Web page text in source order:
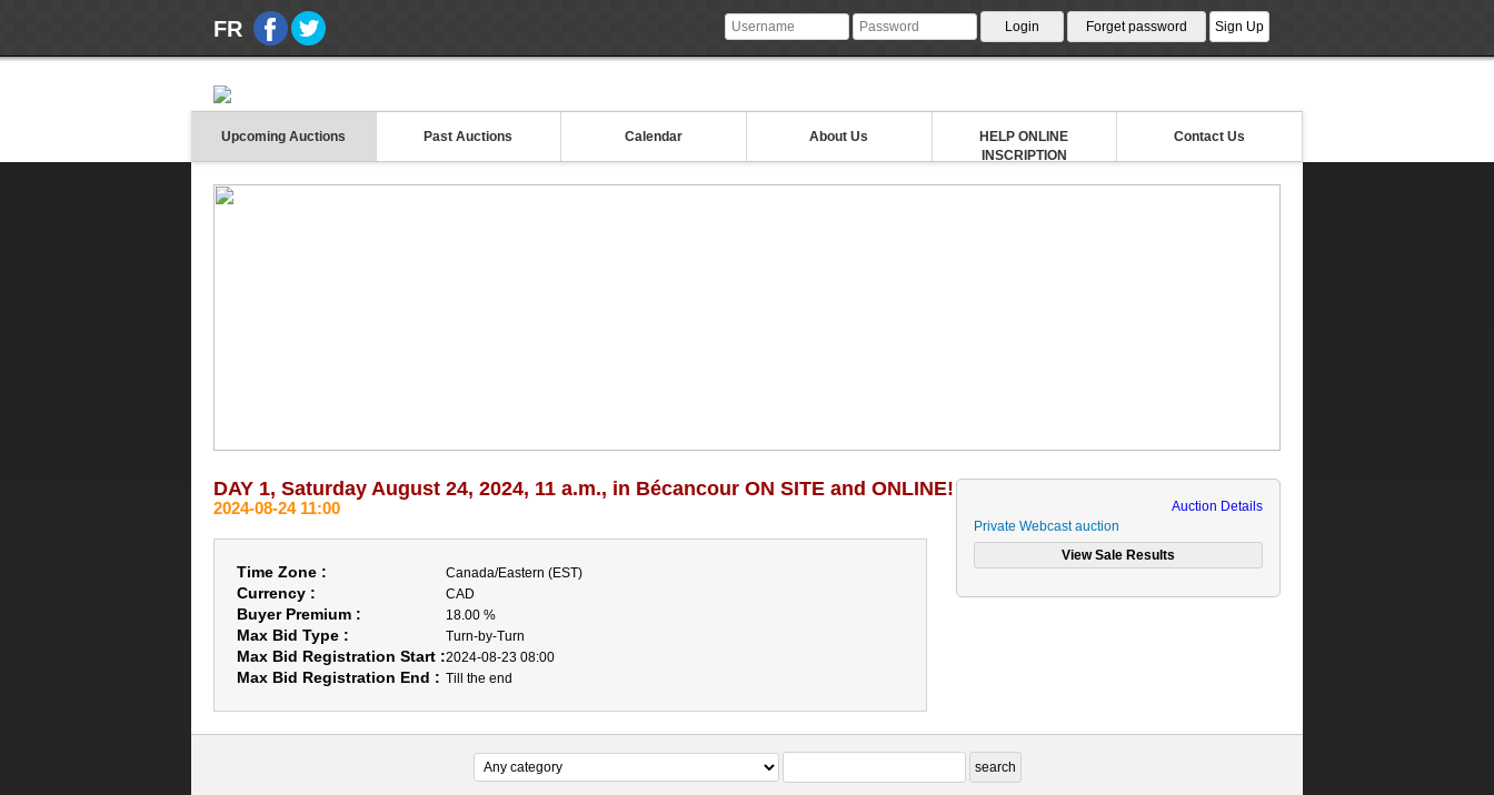
FR
Upcoming Auctions Past Auctions Calendar About Us
HELP ONLINE
INSCRIPTION
Contact Us
DAY 1, Saturday August 24, 2024, 11 a.m., in Bécancour ON SITE and ONLINE!
2024-08-24 11:00
Time Zone : Canada/Eastern (EST)
Currency : CAD
Buyer Premium : 18.00 %
Max Bid Type : Turn-by-Turn
Max Bid Registration Start :2024-08-23 08:00
Max Bid Registration End : Till the end
Auction Details
Private Webcast auction